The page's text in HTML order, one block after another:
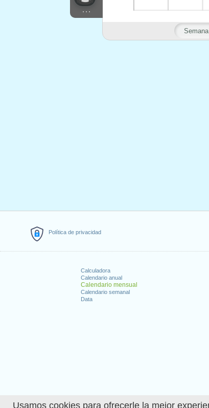
Usamos cookies para ofrecerle la mejor
Política de privacidad
Calculadora
Calendario anual
Calendario mensual
Calendario semanal
Data
...
Semana